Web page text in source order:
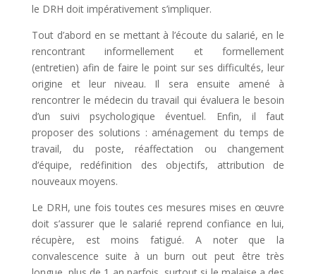
le DRH doit impérativement s’impliquer.
Tout d’abord en se mettant à l’écoute du salarié, en le
rencontrant informellement et formellement
(entretien) afin de faire le point sur ses difficultés, leur
origine et leur niveau. Il sera ensuite amené à
rencontrer le médecin du travail qui évaluera le besoin
d’un suivi psychologique éventuel. Enfin, il faut
proposer des solutions : aménagement du temps de
travail, du poste, réaffectation ou changement
d’équipe, redéfinition des objectifs, attribution de
nouveaux moyens.
Le DRH, une fois toutes ces mesures mises en œuvre
doit s’assurer que le salarié reprend confiance en lui,
récupère, est moins fatigué. A noter que la
convalescence suite à un burn out peut être très